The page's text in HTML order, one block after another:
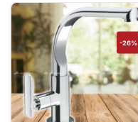
1.080.000 ₫.
tại
là:
861.000 ₫.
-26%